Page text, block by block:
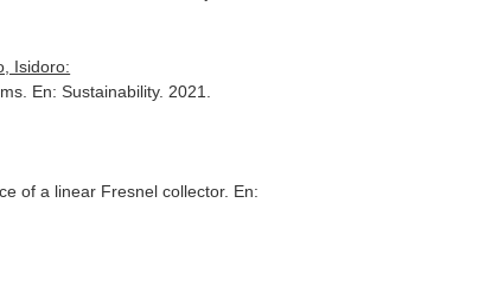
Isidoro:
En: Sustainability. 2021.
of a linear Fresnel collector. En: